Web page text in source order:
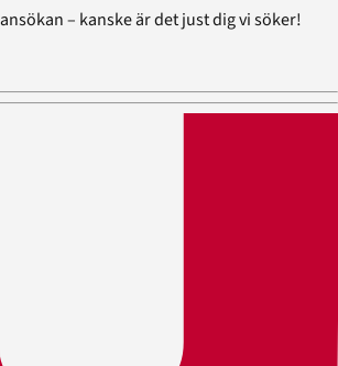
– kanske är det just dig vi söker!